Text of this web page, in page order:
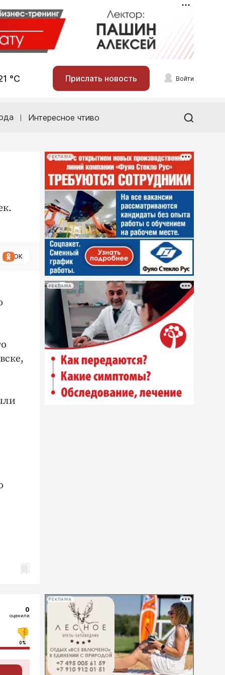
°С Прислать новость Войти
Интересное чтиво
ОК
РЕКЛАМА
РЕКЛАМА
0
оценили
0%
РЕКЛАМА